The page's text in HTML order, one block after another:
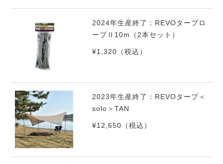
2024年生産終了：REVOタープロ
ープⅡ10m（2本セット）
¥1,320 （税込）
2023年生産終了：REVOタープ＜
solo＞TAN
¥12,650 （税込）